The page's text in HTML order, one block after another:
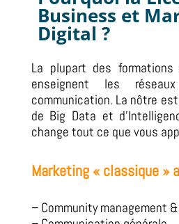
Business et
Digital ?
La plupart des
enseignent les
communication. La nôtre
de Big Data et
change tout ce que vous
Marketing « classique »
– Community management